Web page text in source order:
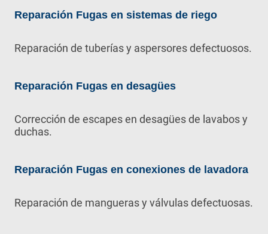
Reparación Fugas en sistemas de riego
Reparación de tuberías y aspersores defectuosos.
Reparación Fugas en desagües
Corrección de escapes en desagües de lavabos y
duchas.
Reparación Fugas en conexiones de lavadora
Reparación de mangueras y válvulas defectuosas.